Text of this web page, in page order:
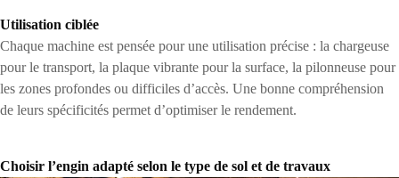
Utilisation ciblée
Chaque machine est pensée pour une utilisation précise : la chargeuse
pour le transport, la plaque vibrante pour la surface, la pilonneuse pour
les zones profondes ou difficiles d’accès. Une bonne compréhension
de leurs spécificités permet d’optimiser le rendement.
Choisir l’engin adapté selon le type de sol et de travaux